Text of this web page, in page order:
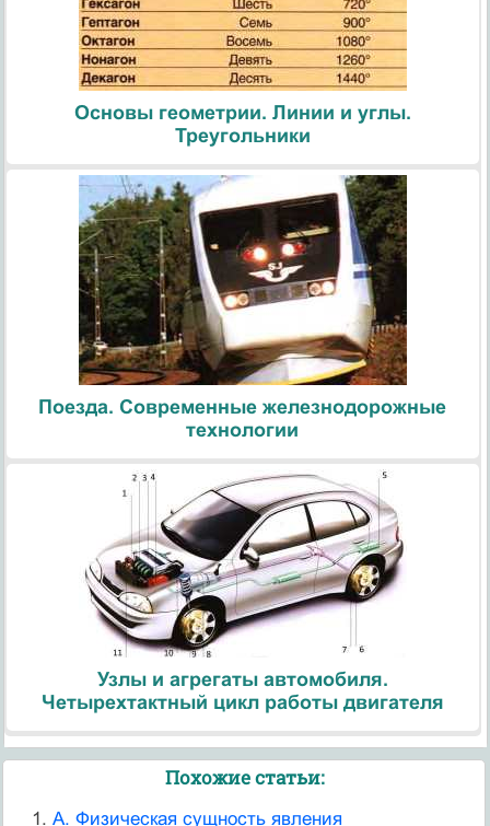
Основы геометрии. Линии и углы.
Треугольники
Поезда. Современные железнодорожные
технологии
Узлы и агрегаты автомобиля.
Четырехтактный цикл работы двигателя
Похожие статьи:
A. Физическая сущность явления